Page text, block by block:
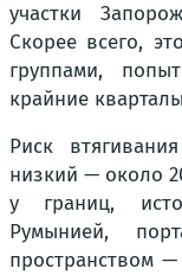
участки
Скорее всего,
группами,
крайние
Риск
низкий — около
у границ,
Румынией,
пространством